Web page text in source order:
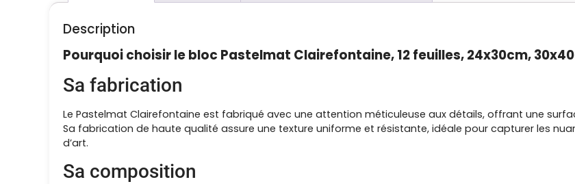
Description
Pourquoi choisir le bloc Pastelmat Clairefontaine, 12 feuilles, 24x30cm,
Sa fabrication
Le Pastelmat Clairefontaine est fabriqué avec une attention méticuleuse aux détails, offrant une
Sa fabrication de haute qualité assure une texture uniforme et résistante, idéale pour capturer les
d’art.
Sa composition